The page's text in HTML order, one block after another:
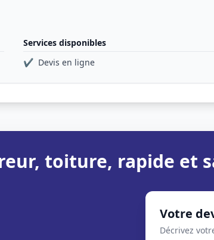
Services disponibles
✔ Devis en ligne
toiture, rapide et
Votre
Décrivez